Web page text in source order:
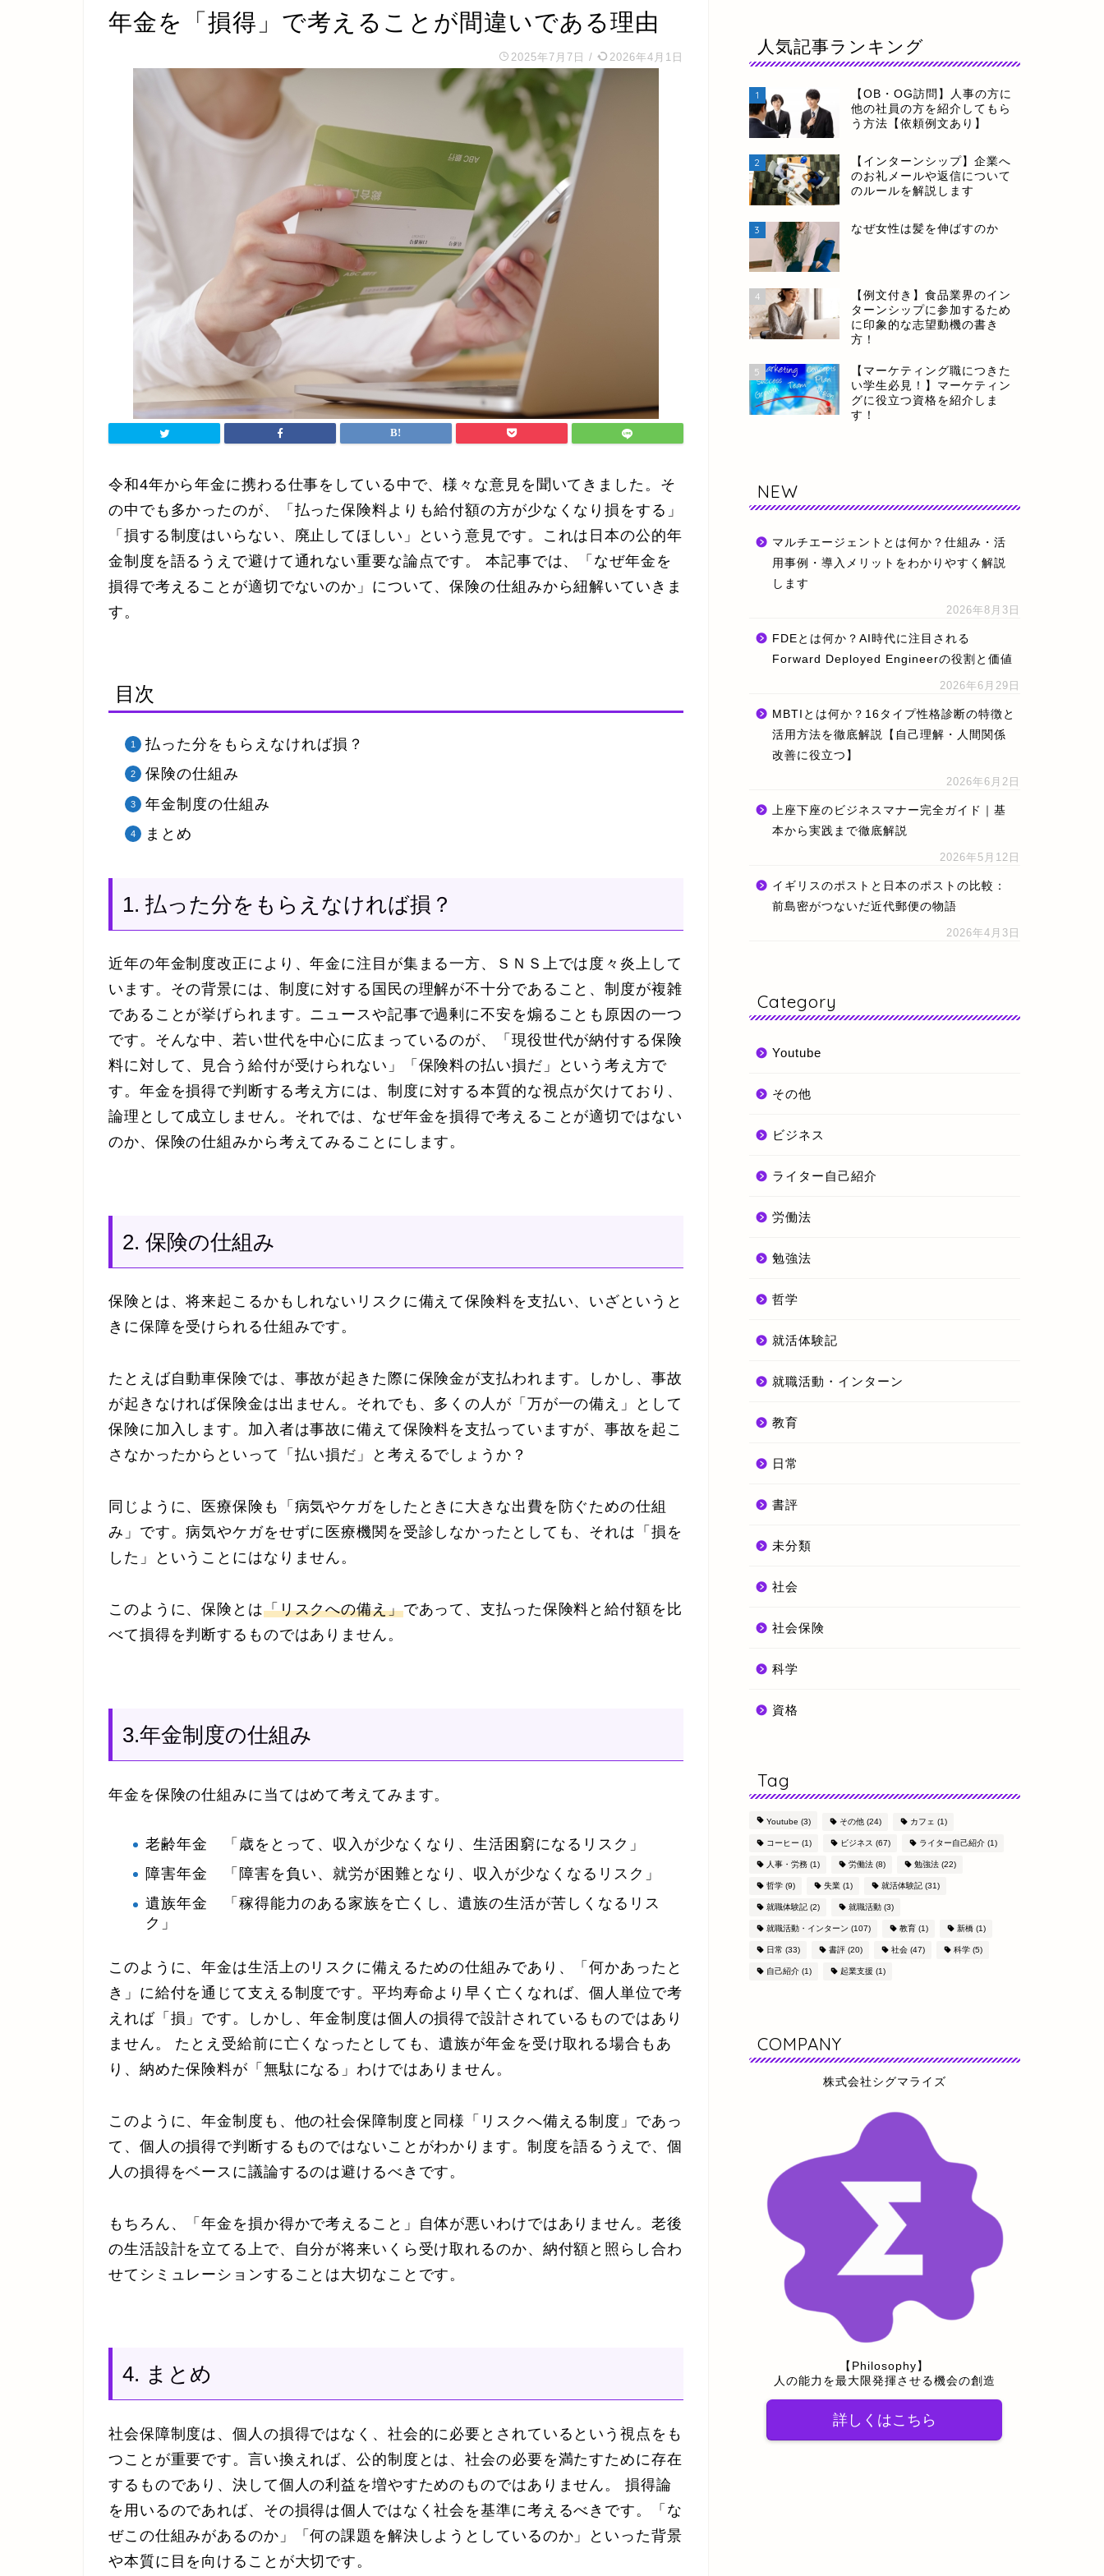
年金を「損得」で考えることが間違いである理由
2025年7月7日 / 2026年4月1日
令和4年から年金に携わる仕事をしている中で、様々な意見を聞いてきました。そ
の中でも多かったのが、「払った保険料よりも給付額の方が少なくなり損をする」
「損する制度はいらない、廃止してほしい」という意見です。これは日本の公的年
金制度を語るうえで避けて通れない重要な論点です。 本記事では、「なぜ年金を
損得で考えることが適切でないのか」について、保険の仕組みから紐解いていきま
す。
目次
払った分をもらえなければ損？
保険の仕組み
年金制度の仕組み
まとめ
1. 払った分をもらえなければ損？
近年の年金制度改正により、年金に注目が集まる一方、ＳＮＳ上では度々炎上して
います。その背景には、制度に対する国民の理解が不十分であること、制度が複雑
であることが挙げられます。ニュースや記事で過剰に不安を煽ることも原因の一つ
です。そんな中、若い世代を中心に広まっているのが、
「現役世代が納付する保険
料に対して、見合う給付が受けられない」「保険料の払い損だ」
という考え方で
す。 年金を損得で判断する考え方には、制度に対する本質的な視点が欠けており、
論理として成立しません。それでは、なぜ年金を損得で考えることが適切ではない
のか、保険の仕組みから考えてみることにします。
2. 保険の仕組み
保険とは、将来起こるかもしれないリスクに備えて保険料を支払い、いざというと
きに保障を受けられる仕組みです。
たとえば自動車保険では、事故が起きた際に保険金が支払われます。しかし、事故
が起きなければ保険金は出ません。それでも、多くの人が「万が一の備え」として
保険に加入します。加入者は事故に備えて保険料を支払っていますが、事故を起こ
さなかったからといって「払い損だ」と考えるでしょうか？
同じように、医療保険も「病気やケガをしたときに大きな出費を防ぐための仕組
み」です。病気やケガをせずに医療機関を受診しなかったとしても、それは「損を
した」ということにはなりません。
このように、保険とは「リスクへの備え」であって、支払った保険料と給付額を比
べて損得を判断するものではありません。
3.年金制度の仕組み
年金を保険の仕組みに当てはめて考えてみます。
老齢年金 「歳をとって、収入が少なくなり、生活困窮になるリスク」
障害年金 「障害を負い、就労が困難となり、収入が少なくなるリスク」
遺族年金 「稼得能力のある家族を亡くし、遺族の生活が苦しくなるリス
ク」
このように、年金は生活上のリスクに備えるための仕組みであり、「何かあったと
き」に給付を通じて支える制度です。平均寿命より早く亡くなれば、個人単位で考
えれば「損」です。しかし、年金制度は個人の損得で設計されているものではあり
ません。 たとえ受給前に亡くなったとしても、遺族が年金を受け取れる場合もあ
り、納めた保険料が「無駄になる」わけではありません。
このように、年金制度も、他の社会保障制度と同様「リスクへ備える制度」であっ
て、個人の損得で判断するものではないことがわかります。制度を語るうえで、個
人の損得をベースに議論するのは避けるべきです。
もちろん、「年金を損か得かで考えること」自体が悪いわけではありません。老後
の生活設計を立てる上で、自分が将来いくら受け取れるのか、納付額と照らし合わ
せてシミュレーションすることは大切なことです。
4. まとめ
社会保障制度は、個人の損得ではなく、社会的に必要とされているという視点をも
つことが重要です。言い換えれば、公的制度とは、社会の必要を満たすために存在
するものであり、決して個人の利益を増やすためのものではありません。 損得論
を用いるのであれば、その損得は個人ではなく社会を基準に考えるべきです。「な
ぜこの仕組みがあるのか」「何の課題を解決しようとしているのか」といった背景
や本質に目を向けることが大切です。
人気記事ランキング
1
【OB・OG訪問】人事の方に
他の社員の方を紹介してもら
う方法【依頼例文あり】
2
【インターンシップ】企業へ
のお礼メールや返信について
のルールを解説します
3 なぜ女性は髪を伸ばすのか
4
【例文付き】食品業界のイン
ターンシップに参加するため
に印象的な志望動機の書き
方！
5
【マーケティング職につきた
い学生必見！】マーケティン
グに役立つ資格を紹介しま
す！
NEW
マルチエージェントとは何か？仕組み・活
用事例・導入メリットをわかりやすく解説
します
2026年8月3日
FDEとは何か？AI時代に注目される
Forward Deployed Engineerの役割と価値
2026年6月29日
MBTIとは何か？16タイプ性格診断の特徴と
活用方法を徹底解説【自己理解・人間関係
改善に役立つ】
2026年6月2日
上座下座のビジネスマナー完全ガイド｜基
本から実践まで徹底解説
2026年5月12日
イギリスのポストと日本のポストの比較：
前島密がつないだ近代郵便の物語
2026年4月3日
Category
Youtube
その他
ビジネス
ライター自己紹介
労働法
勉強法
哲学
就活体験記
就職活動・インターン
教育
日常
書評
未分類
社会
社会保険
科学
資格
Tag
Youtube (3) その他(24) カフェ (1)
コーヒー (1) ビジネス (67) ライター自己紹介(1)
人事・労務(1) 労働法(8) 勉強法(22)
哲学(9) 失業(1) 就活体験記(31)
就職体験記(2) 就職活動(3)
就職活動・インターン (107) 教育 (1) 新橋(1)
日常 (33) 書評(20) 社会(47) 科学(5)
自己紹介(1) 起業支援 (1)
COMPANY
株式会社シグマライズ
【Philosophy】
人の能力を最大限発揮させる機会の創造
詳しくはこちら